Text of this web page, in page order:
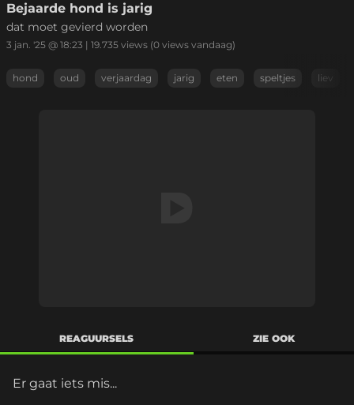
Link kopiëren
Bejaarde hond is jarig
dat moet gevierd worden
3 jan. '25 @ 18:23 | 19.735 views (0 views vandaag)
hond oud verjaardag jarig eten speltjes liev
REAGUURSELS ZIE OOK
Er gaat iets mis...